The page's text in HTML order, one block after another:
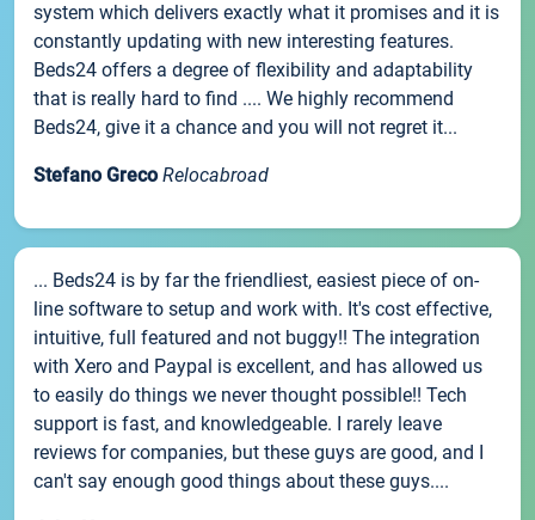
system which delivers exactly what it promises and it is
constantly updating with new interesting features.
Beds24 offers a degree of flexibility and adaptability
that is really hard to find .... We highly recommend
Beds24, give it a chance and you will not regret it...
Stefano Greco Relocabroad
... Beds24 is by far the friendliest, easiest piece of on-
line software to setup and work with. It's cost effective,
intuitive, full featured and not buggy!! The integration
with Xero and Paypal is excellent, and has allowed us
to easily do things we never thought possible!! Tech
support is fast, and knowledgeable. I rarely leave
reviews for companies, but these guys are good, and I
can't say enough good things about these guys....